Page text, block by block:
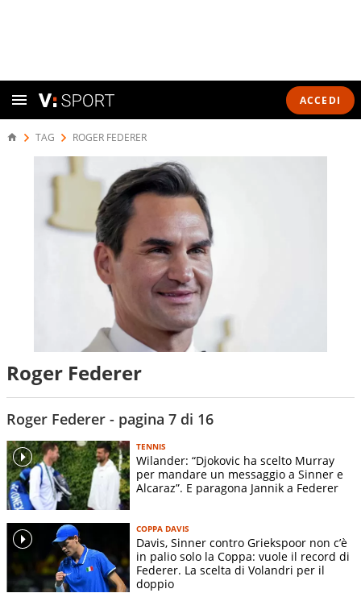
ACCEDI
TAG ROGER FEDERER
Roger Federer
Roger Federer - pagina 7 di 16
TENNIS
Wilander: “Djokovic ha scelto Murray
per mandare un messaggio a Sinner e
Alcaraz”. E paragona Jannik a Federer
COPPA DAVIS
Davis, Sinner contro Griekspoor non c’è
in palio solo la Coppa: vuole il record di
Federer. La scelta di Volandri per il
doppio